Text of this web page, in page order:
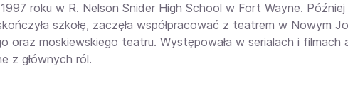
roku w R. Nelson Snider High School w Fort Wayne.
szkołę, zaczęła współpracować z teatrem w Nowym
oraz moskiewskiego teatru. Występowała w serialach i filmach
z głównych ról.